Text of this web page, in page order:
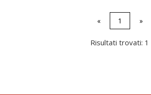
« 1 »
Risultati trovati: 1